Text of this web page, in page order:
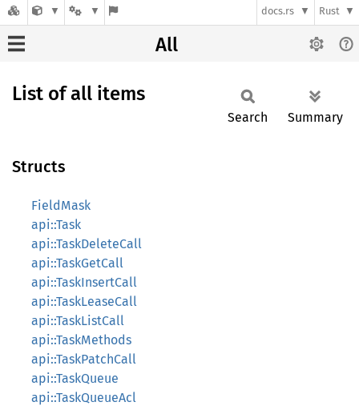
docs.rs Rust
All
List of all items
Search Summary
Structs
FieldMask
api::Task
api::TaskDeleteCall
api::TaskGetCall
api::TaskInsertCall
api::TaskLeaseCall
api::TaskListCall
api::TaskMethods
api::TaskPatchCall
api::TaskQueue
api::TaskQueueAcl